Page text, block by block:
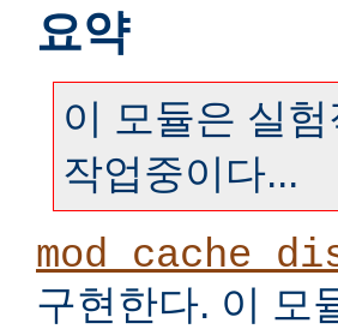
요약
이 모듈은 실
작업중이다...
구현한다. 이 모